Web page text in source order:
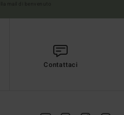
Contattaci